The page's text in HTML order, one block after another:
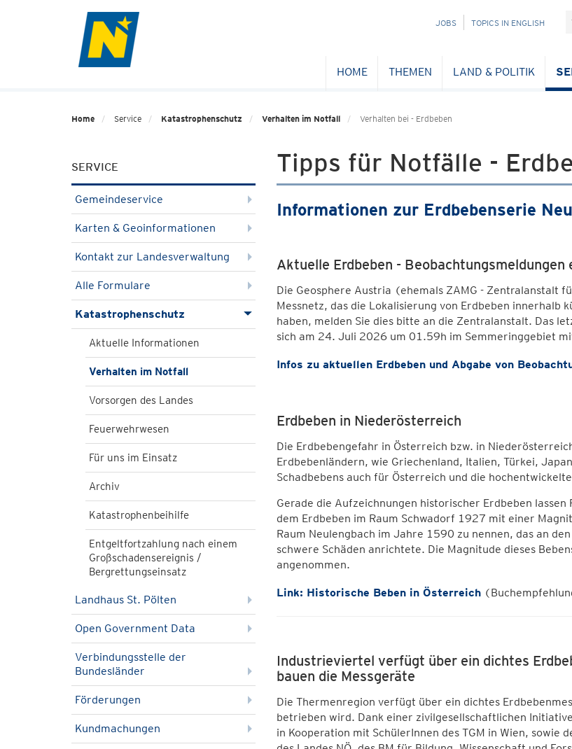
NAVIGATION
JOBS TOPICS IN ENGLISH
HOME THEMEN LAND & POLITIK
Home Service Katastrophenschutz Verhalten im Notfall Verhalten bei - Erdbeben
SERVICE
Gemeindeservice
Karten & Geoinformationen
Kontakt zur Landesverwaltung
Alle Formulare
Katastrophenschutz
Aktuelle Informationen
Verhalten im Notfall
Vorsorgen des Landes
Feuerwehrwesen
Für uns im Einsatz
Archiv
Katastrophenbeihilfe
Entgeltfortzahlung nach einem
Großschadensereignis /
Bergrettungseinsatz
Landhaus St. Pölten
Open Government Data
Verbindungsstelle der
Bundesländer
Förderungen
Kundmachungen
Tipps für Notfälle -
Informationen zur Erdbebenserie
Aktuelle Erdbeben - Beobachtungsmeldungen
Die Geosphere Austria (ehemals ZAMG - Zentralanstalt
Messnetz, das die Lokalisierung von Erdbeben innerhalb
haben, melden Sie dies bitte an die Zentralanstalt. Das
sich am 24. Juli 2026 um 01.59h im Semmeringgebiet
Infos zu aktuellen Erdbeben und Abgabe von
Erdbeben in Niederösterreich
Die Erdbebengefahr in Österreich bzw. in
Erdbebenländern, wie Griechenland, Italien, Türkei,
Schadbebens auch für Österreich und die
Gerade die Aufzeichnungen historischer Erdbeben
dem Erdbeben im Raum Schwadorf 1927 mit einer
Raum Neulengbach im Jahre 1590 zu nennen, das an
schwere Schäden anrichtete. Die Magnitude dieses
angenommen.
Link: Historische Beben in Österreich
Industrieviertel verfügt über ein dichtes
bauen die Messgeräte
Die Thermenregion verfügt über ein dichtes
betrieben wird. Dank einer zivilgesellschaftlichen
in Kooperation mit SchülerInnen des TGM in Wien,